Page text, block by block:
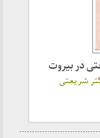
در بیروت
شریعتی